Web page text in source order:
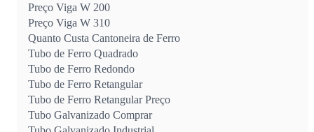
Preço Viga W 200
Preço Viga W 310
Quanto Custa Cantoneira de Ferro
Tubo de Ferro Quadrado
Tubo de Ferro Redondo
Tubo de Ferro Retangular
Tubo de Ferro Retangular Preço
Tubo Galvanizado Comprar